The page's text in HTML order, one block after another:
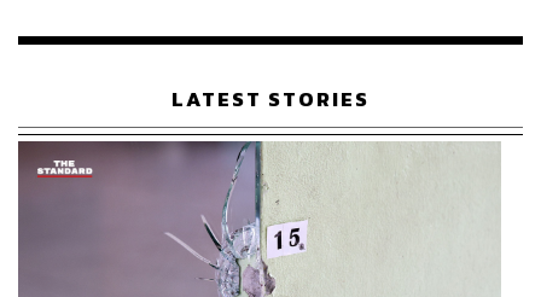
เรือนไทยที่ถูกซุกไว้
LATEST STORIES